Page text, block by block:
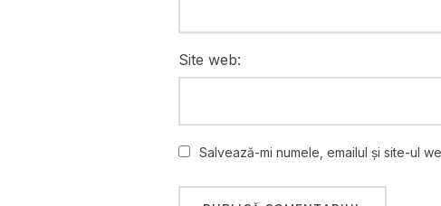
Site web:
Salvează-mi numele, emailul și site-ul